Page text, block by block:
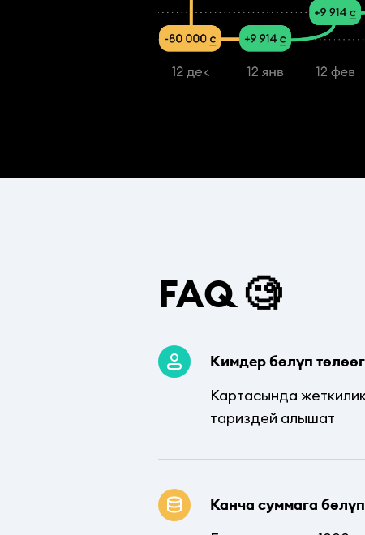
FAQ 🧐
Кимдер бөлүп
Картасында
тариздей алышат
Канча суммага